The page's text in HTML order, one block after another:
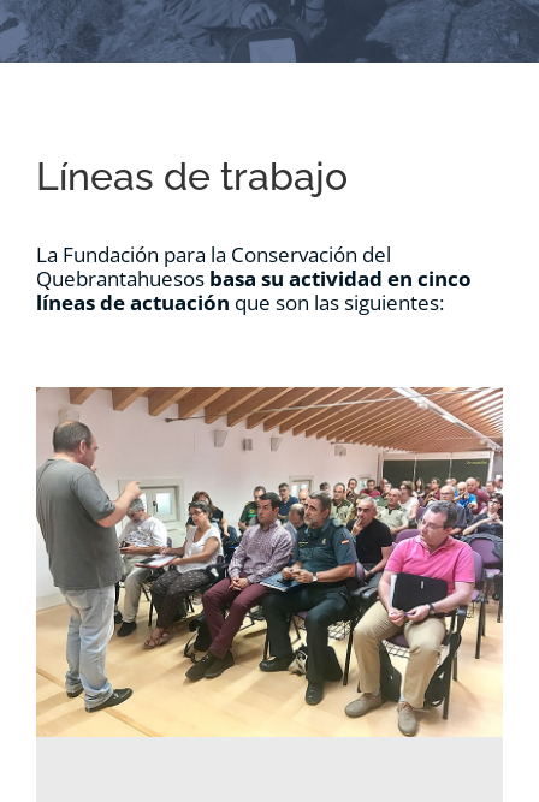
RECURSOS
CONTACTO
CARRITO
Líneas de trabajo
La Fundación para la Conservación del
Quebrantahuesos basa su actividad en cinco
líneas de actuación que son las siguientes: